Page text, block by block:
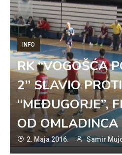
INFO
RK “VOGOŠĆA
2” SLAVIO
“MEĐUGORJE”,
OD OMLADINCA
2. Maja 2016. Samir